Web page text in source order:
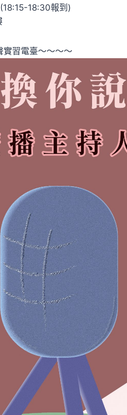
18:30報到)
實習電臺～～～～